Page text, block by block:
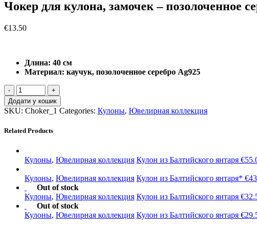
Чокер для кулона, замочек – позолоченное
€13.50
Длина: 40 см
Материал: каучук, позолоченное серебро Ag925
Додати у кошик
SKU: Choker_1 Categories: Кулоны, Ювелирная коллекция
Related Products
Кулоны, Ювелирная коллекция Кулон из Балтийского янтаря €
Кулоны, Ювелирная коллекция Кулон из Балтийского янтаря* €
Out of stock
Кулоны, Ювелирная коллекция Кулон из Балтийского янтаря €
Out of stock
Кулоны, Ювелирная коллекция Кулон из Балтийского янтаря €